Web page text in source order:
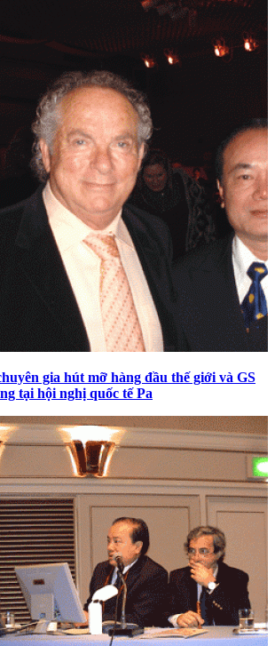
gia hút mỡ hàng đầu thế giới và GS
tại hội nghị quốc tế Pa